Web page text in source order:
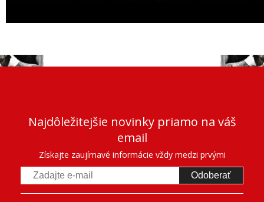
Najdôležitejšie novinky priamo na váš
email
Získajte zaujímavé informácie vždy medzi prvými
Odoberať